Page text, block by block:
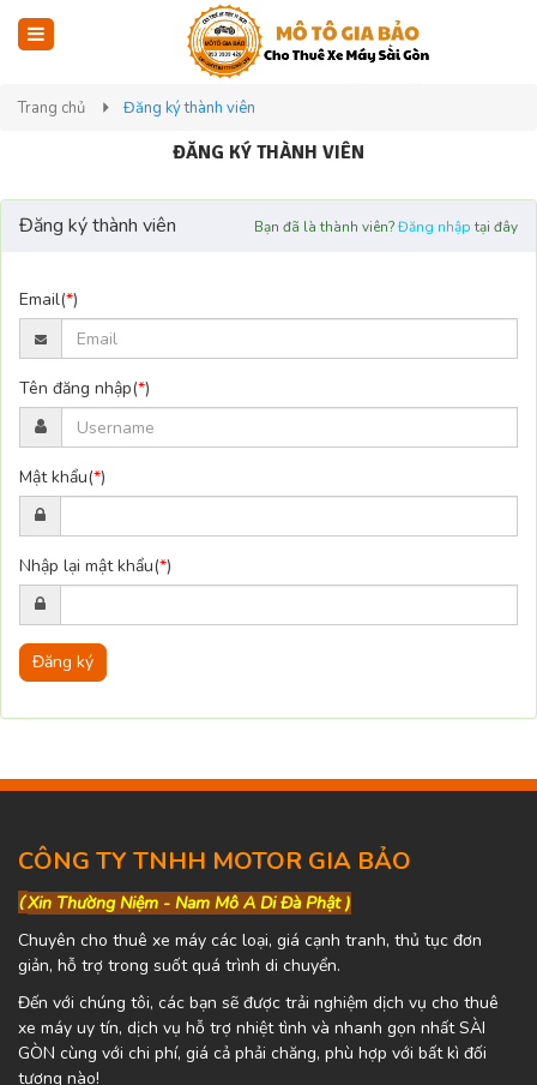
Trang chủ Đăng ký thành viên
ĐĂNG KÝ THÀNH VIÊN
Đăng ký thành viên Bạn đã là thành viên?Đăng nhập tại đây
Email(*)
Tên đăng nhập(*)
Mật khẩu(*)
Nhập lại mật khẩu(*)
Đăng ký
CÔNG TY TNHH MOTOR GIA BẢO
(Xin Thường Niệm - Nam Mô A Di Đà Phật )
Chuyên cho thuê xe máy các loại, giá cạnh tranh, thủ tục đơn
giản, hỗ trợ trong suốt quá trình di chuyển.
Đến với chúng tôi, các bạn sẽ được trải nghiệm dịch vụ cho thuê
xe máy uy tín, dịch vụ hỗ trợ nhiệt tình và nhanh gọn nhất SÀI
GÒN cùng với chi phí, giá cả phải chăng, phù hợp với bất kì đối
tượng nào!